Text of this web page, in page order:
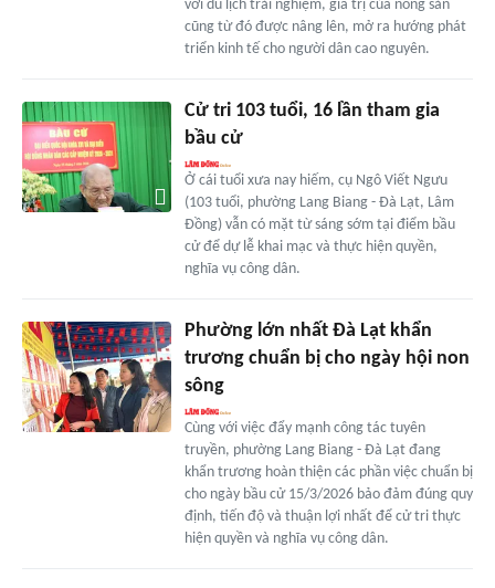
với du lịch trải nghiệm, giá trị của nông sản
cũng từ đó được nâng lên, mở ra hướng phát
triển kinh tế cho người dân cao nguyên.
Cử tri 103 tuổi, 16 lần tham gia
bầu cử
Ở cái tuổi xưa nay hiếm, cụ Ngô Viết Ngưu
(103 tuổi, phường Lang Biang - Đà Lạt, Lâm
Đồng) vẫn có mặt từ sáng sớm tại điểm bầu
cử để dự lễ khai mạc và thực hiện quyền,
nghĩa vụ công dân.
Phường lớn nhất Đà Lạt khẩn
trương chuẩn bị cho ngày hội non
sông
Cùng với việc đẩy mạnh công tác tuyên
truyền, phường Lang Biang - Đà Lạt đang
khẩn trương hoàn thiện các phần việc chuẩn bị
cho ngày bầu cử 15/3/2026 bảo đảm đúng quy
định, tiến độ và thuận lợi nhất để cử tri thực
hiện quyền và nghĩa vụ công dân.